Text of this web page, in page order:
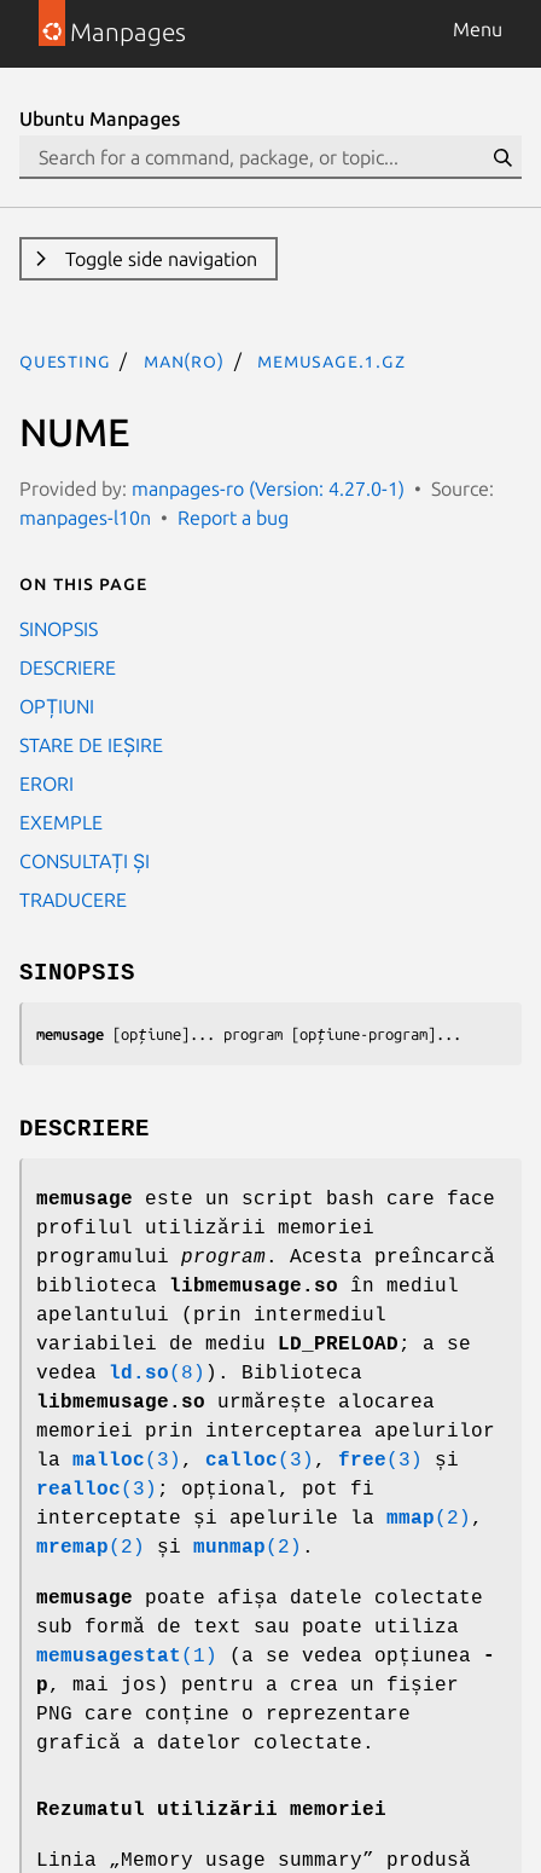
Manpages Menu
Ubuntu Manpages
Toggle side navigation
questing man(ro) memusage.1.gz
NUME
Provided by: manpages-ro (Version: 4.27.0-1)
Source:
manpages-l10n
Report a bug
On this page
SINOPSIS
DESCRIERE
OPȚIUNI
STARE DE IEȘIRE
ERORI
EXEMPLE
CONSULTAȚI ȘI
TRADUCERE
SINOPSIS
memusage [opțiune]... program [opțiune-program]...
DESCRIERE
memusage este un script bash care face
profilul utilizării memoriei
programului program. Acesta preîncarcă
biblioteca libmemusage.so în mediul
apelantului (prin intermediul
variabilei de mediu
LD_PRELOAD ; a se
vedea ld.so(8) ). Biblioteca
libmemusage.so urmărește alocarea
memoriei prin interceptarea apelurilor
la malloc(3) , calloc(3) , free(3)
și
realloc(3) ; opțional, pot fi
interceptate și apelurile la mmap(2) ,
mremap(2) și munmap(2) .
memusage poate afișa datele colectate
sub formă de text sau poate utiliza
memusagestat (1) (a se vedea opțiunea
-
p, mai jos) pentru a crea un fișier
PNG care conține o reprezentare
grafică a datelor colectate.
Rezumatul utilizării memoriei
Linia „Memory usage summary” produsă